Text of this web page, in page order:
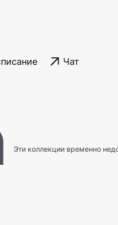
Чат
Эти коллекции временно